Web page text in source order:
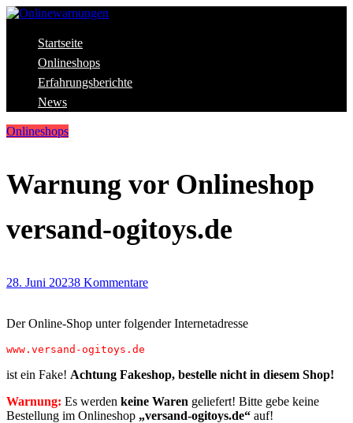
Skip
content
Onlinewarnungen
Aktuelle Warnungen vor Gefahren im Internet
Startseite
Onlineshops
Erfahrungsberichte
News
Onlineshops
Warnung vor Onlineshop
versand-ogitoys.de
28. Juni 20238 Kommentare
Der Online-Shop unter folgender Internetadresse
www.versand-ogitoys.de
ist ein Fake! Achtung Fakeshop, bestelle nicht in diesem Shop!
Warnung: Es werden keine Waren geliefert! Bitte gebe keine
Bestellung im Onlineshop „versand-ogitoys.de“ auf!